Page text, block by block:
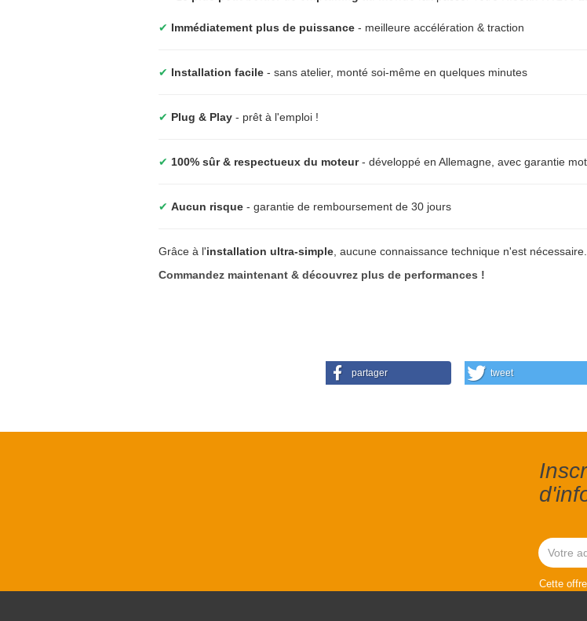
✔ Immédiatement plus de puissance - meilleure accélération & traction
✔ Installation facile - sans atelier, monté soi-même en quelques minutes
✔ Plug & Play - prêt à l'emploi !
✔ 100% sûr & respectueux du moteur- développé en Allemagne, avec garantie
✔ Aucun risque - garantie de remboursement de 30 jours
Grâce à l'installation ultra-simple , aucune connaissance technique n'est nécessaire.
Commandez maintenant & découvrez plus de performances !
partager tweet
Cette